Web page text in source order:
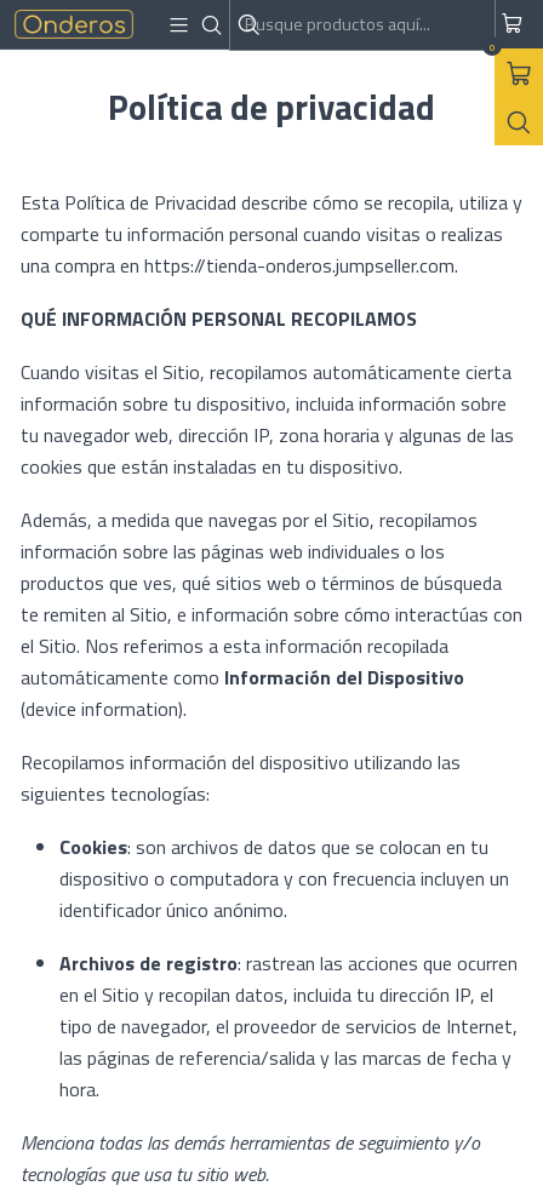
0
Inicio Política de privacidad
Política de privacidad
Esta Política de Privacidad describe cómo se recopila, utiliza y
comparte tu información personal cuando visitas o realizas
una compra en https://tienda-onderos.jumpseller.com.
QUÉ INFORMACIÓN PERSONAL RECOPILAMOS
Cuando visitas el Sitio, recopilamos automáticamente cierta
información sobre tu dispositivo, incluida información sobre
tu navegador web, dirección IP, zona horaria y algunas de las
cookies que están instaladas en tu dispositivo.
Además, a medida que navegas por el Sitio, recopilamos
información sobre las páginas web individuales o los
productos que ves, qué sitios web o términos de búsqueda
te remiten al Sitio, e información sobre cómo interactúas con
el Sitio. Nos referimos a esta información recopilada
automáticamente como Información del Dispositivo
(device information).
Recopilamos información del dispositivo utilizando las
siguientes tecnologías:
Cookies: son archivos de datos que se colocan en tu
dispositivo o computadora y con frecuencia incluyen un
identificador único anónimo.
Archivos de registro: rastrean las acciones que ocurren
en el Sitio y recopilan datos, incluida tu dirección IP, el
tipo de navegador, el proveedor de servicios de Internet,
las páginas de referencia/salida y las marcas de fecha y
hora.
Menciona todas las demás herramientas de seguimiento y/o
tecnologías que usa tu sitio web.